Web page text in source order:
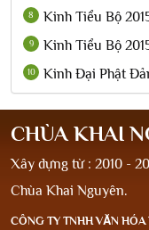
8 Kinh Tiểu Bộ
9 Kinh Tiểu Bộ
10 Kinh Đại Phật
CHÙA KHAI
Xây dựng từ : 2010 -
Chùa Khai Nguyên.
CÔNG TY TNHH VĂN